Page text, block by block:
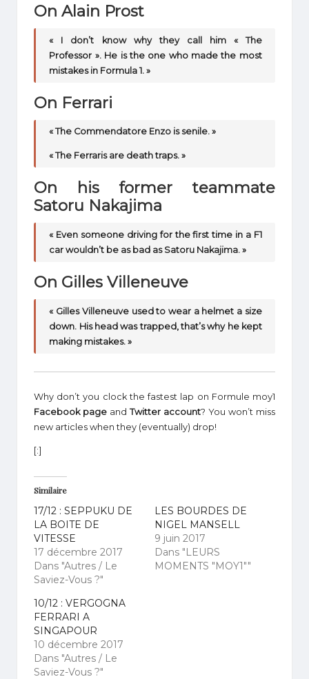
On Alain Prost
« I don’t know why they call him « The
Professor ». He is the one who made the most
mistakes in Formula 1. »
On Ferrari
« The Commendatore Enzo is senile. »
« The Ferraris are death traps. »
On his former teammate
Satoru Nakajima
« Even someone driving for the first time in a F1
car wouldn’t be as bad as Satoru Nakajima. »
On Gilles Villeneuve
« Gilles Villeneuve used to wear a helmet a size
down. His head was trapped, that’s why he kept
making mistakes. »
Why don’t you clock the fastest lap on Formule moy1
Facebook page and Twitter account? You won’t miss
new articles when they (eventually) drop!
[:]
Similaire
17/12 : SEPPUKU DE
LA BOITE DE
VITESSE
17 décembre 2017
Dans "Autres / Le
Saviez-Vous ?"
LES BOURDES DE
NIGEL MANSELL
9 juin 2017
Dans "LEURS
MOMENTS "MOY1""
10/12 : VERGOGNA
FERRARI A
SINGAPOUR
10 décembre 2017
Dans "Autres / Le
Saviez-Vous ?"